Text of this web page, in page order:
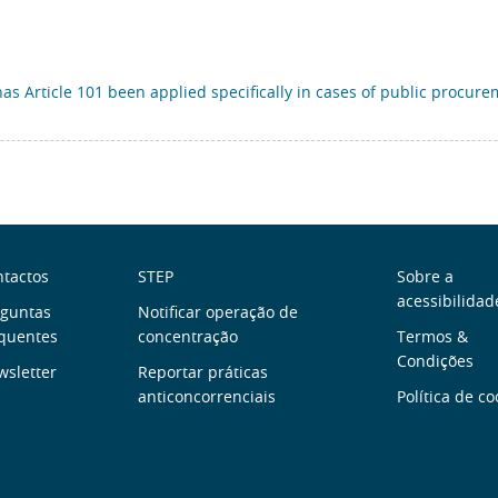
Article 101 been applied specifically in cases of public
Links
úteis
STEP
Notificar operação de
concentração
Reportar práticas
anticoncorrenciais
Menu
de
Rodapé
Sobre a
Termos &
Condições
Política de